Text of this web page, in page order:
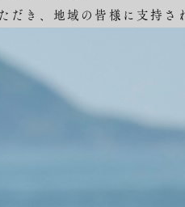
だき、地域の皆様に支持